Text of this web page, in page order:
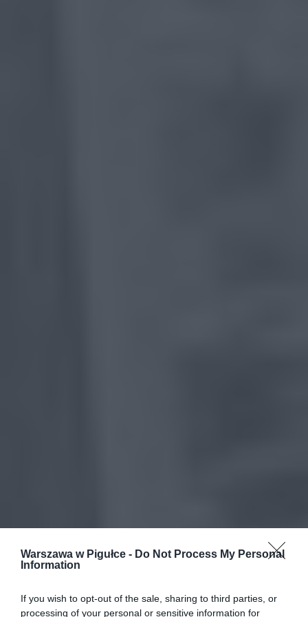
Warszawa w Pigułce - Do Not Process My Personal
Information
If you wish to opt-out of the sale, sharing to third parties, or
processing of your personal or sensitive information for